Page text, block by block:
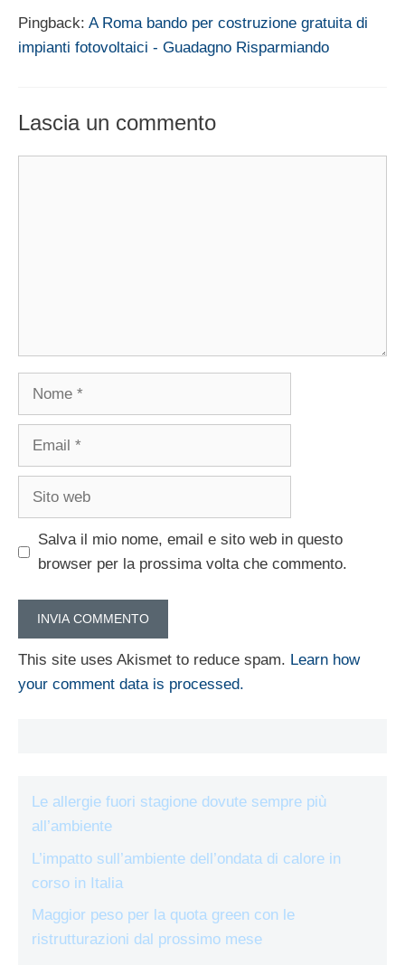
Pingback: A Roma bando per costruzione gratuita di
impianti fotovoltaici - Guadagno Risparmiando
Lascia un commento
Nome
Email
Sito
Salva il mio nome, email e sito web in questo
browser per la prossima volta che commento.
This site uses Akismet to reduce spam. Learn how
your comment data is processed.
Le allergie fuori stagione dovute sempre più
all’ambiente
L’impatto sull’ambiente dell’ondata di calore in
corso in Italia
Maggior peso per la quota green con le
ristrutturazioni dal prossimo mese